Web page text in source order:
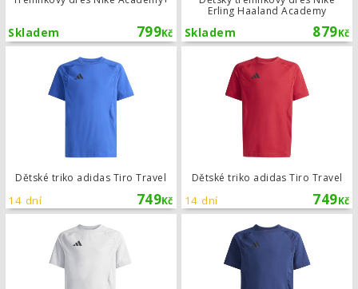
799Kč
Skladem
Erling Haaland Academy
879Kč
Skladem
Dětské triko adidas Tiro Travel
749Kč
14 dní
Dětské triko adidas Tiro Travel
749Kč
14 dní